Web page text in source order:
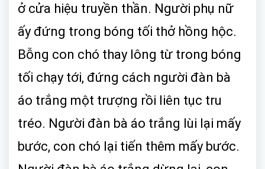
ở cửa hiệu truyền thần. Người phụ nữ
ấy đứng trong bóng tối thở hồng hộc.
Bỗng con chó thay lông từ trong bóng
tối chạy tới, đứng cách người đàn bà
áo trắng một trượng rồi liên tục tru
tréo. Người đàn bà áo trắng lùi lại mấy
bước, con chó lại tiến thêm mấy bước.